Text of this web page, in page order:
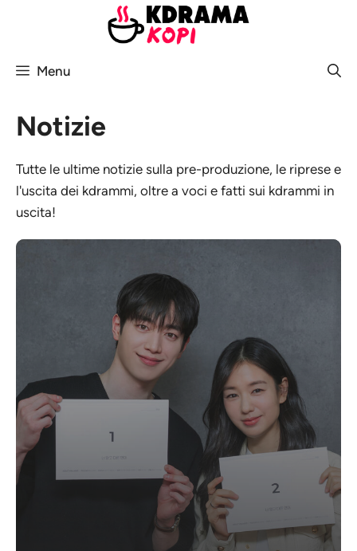
Menu
Notizie
Tutte le ultime notizie sulla pre-produzione, le riprese e
l'uscita dei kdrammi, oltre a voci e fatti sui kdrammi in
uscita!